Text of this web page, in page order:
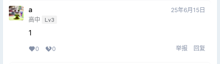
a
高中 Lv3
25年6月15日
1
0 0 举报 回复